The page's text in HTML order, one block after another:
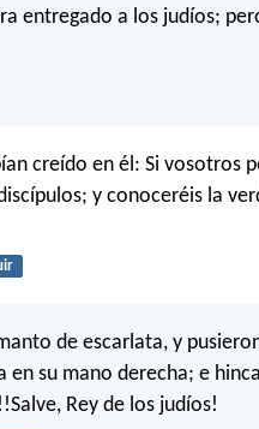
entregado a los judíos;
creído en él: Si vosotros
y conoceréis la
de escarlata, y
en su mano derecha; e
Rey de los judíos!